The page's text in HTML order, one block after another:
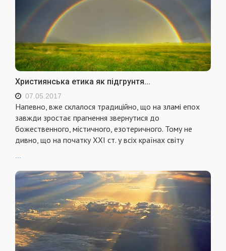
Християнська етика як підгрунтя...
07.05.2017
Напевно, вже склалося традиційно, що на зламі епох
завжди зростає прагнення звернутися до
божественного, містичного, езотеричного. Тому не
дивно, що на початку ХХІ ст. у всіх країнах світу
...